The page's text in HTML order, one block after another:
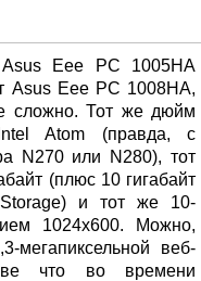
Eee PC 1005HA
Asus Eee PC 1008HA,
сложно. Тот же дюйм
Atom (правда, с
N270 или N280), тот
(плюс 10 гигабайт
и тот же 10-
1024х600. Можно,
мегапиксельной веб-
что во времени